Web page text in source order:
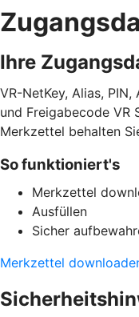
Ihre
VR-NetKey, Alias,
und Freigabecode VR
Merkzettel behalten
So funktioniert's
Merkzettel
Ausfüllen
Sicher
Merkzettel